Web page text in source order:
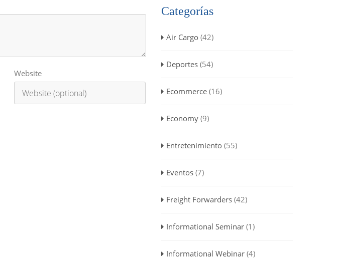
Website
Categorías
Air Cargo(42)
Deportes(54)
Ecommerce(16)
Economy(9)
Entretenimiento(55)
Eventos(7)
Freight Forwarders(42)
Informational Seminar(1)
Informational Webinar(4)